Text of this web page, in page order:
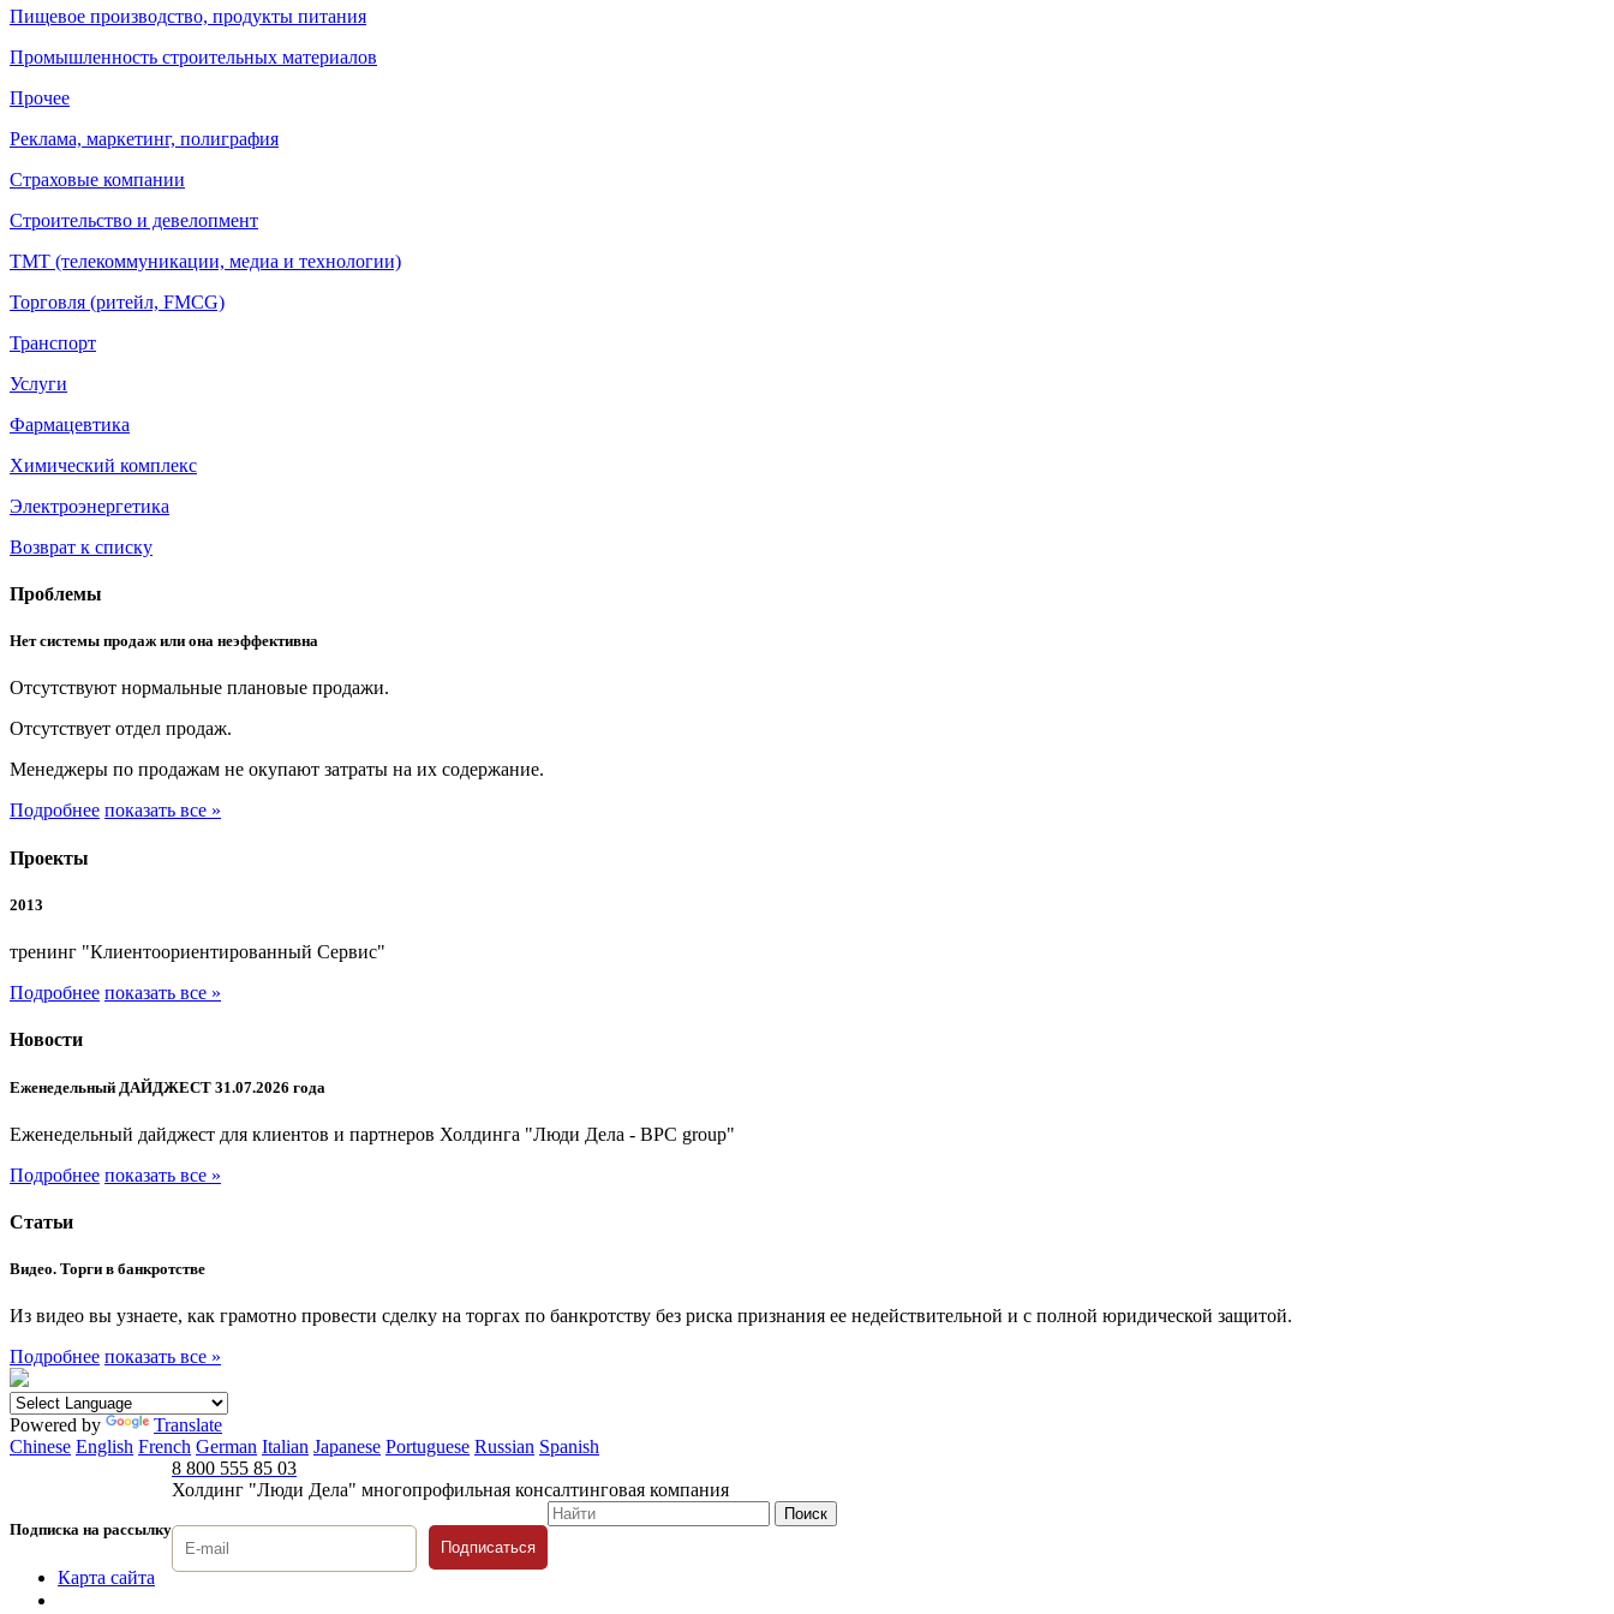
Пищевое производство, продукты питания
Промышленность строительных материалов
Прочее
Реклама, маркетинг, полиграфия
Страховые компании
Строительство и девелопмент
ТМТ (телекоммуникации, медиа и технологии)
Торговля (ритейл, FMCG)
Транспорт
Услуги
Фармацевтика
Химический комплекс
Электроэнергетика
Возврат к списку
Проблемы
Нет системы продаж или она неэффективна
Отсутствуют нормальные плановые продажи.
Отсутствует отдел продаж.
Менеджеры по продажам не окупают затраты на их содержание.
Подробнее показать все »
Проекты
2013
тренинг "Клиентоориентированный Сервис"
Подробнее показать все »
Новости
Еженедельный ДАЙДЖЕСТ 31.07.2026 года
Еженедельный дайджест для клиентов и партнеров Холдинга "Люди Дела - BPC group"
Подробнее показать все »
Статьи
Видео. Торги в банкротстве
Из видео вы узнаете, как грамотно провести сделку на торгах по банкротству без риска признания ее недействительной и с полной юридической защитой.
Подробнее показать все »
Powered by
Translate
Chinese English French German Italian Japanese Portuguese Russian Spanish
Подписка на рассылку
8 800 555 85 03
Холдинг "Люди Дела" многопрофильная консалтинговая компания
Подписаться
Карта сайта